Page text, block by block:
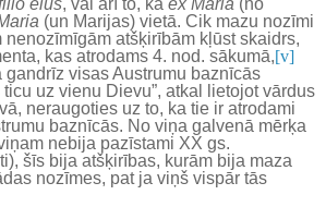
eius, vai arī to, ka ex Maria (no
(un Marijas) vietā. Cik mazu nozīmi
atšķirībām kļūst skaidrs,
kas atrodams 4. nod. sākumā,[v]
gandrīz visas Austrumu baznīcās
ticu uz vienu Dievu”, atkal lietojot vārdus
neraugoties uz to, ka tie ir atrodami
baznīcās. No viņa galvenā mērķa
nebija pazīstami XX gs.
šīs bija atšķirības, kurām bija maza
nozīmes, pat ja viņš vispār tās